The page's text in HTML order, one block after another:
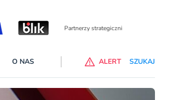
Partnerzy wspierający
O NAS ALERT SZUKAJ